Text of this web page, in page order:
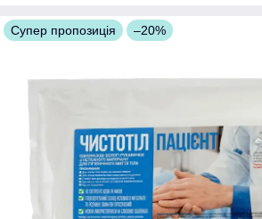
Супер пропозиція –20%